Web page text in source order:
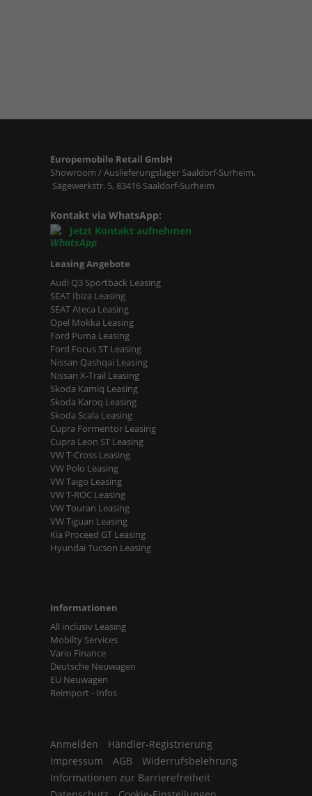
Europemobile Retail GmbH
Showroom / Auslieferungslager Saaldorf-Surheim,
Sägewerkstr. 5, 83416 Saaldorf-Surheim
Kontakt via WhatsApp:
Jetzt Kontakt aufnehmen
Leasing Angebote
Audi Q3 Sportback Leasing
SEAT Ibiza Leasing
SEAT Ateca Leasing
Opel Mokka Leasing
Ford Puma Leasing
Ford Focus ST Leasing
Nissan Qashqai Leasing
Nissan X-Trail Leasing
Skoda Kamiq Leasing
Skoda Karoq Leasing
Skoda Scala Leasing
Cupra Formentor Leasing
Cupra Leon ST Leasing
VW T-Cross Leasing
VW Polo Leasing
VW Taigo Leasing
VW T-ROC Leasing
VW Touran Leasing
VW Tiguan Leasing
Kia Proceed GT Leasing
Hyundai Tucson Leasing
Informationen
All inclusiv Leasing
Mobilty Services
Vario Finance
Deutsche Neuwagen
EU Neuwagen
Reimport - Infos
Anmelden
Händler-Registrierung
Impressum
AGB
Widerrufsbelehrung
Informationen zur Barrierefreiheit